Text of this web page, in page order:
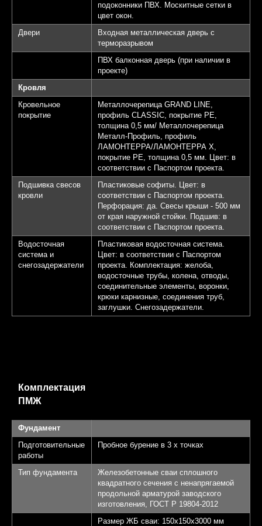
подоконники ПВХ. Москитные сетки в
цвет окон.
Двери
Входная металлическая дверь с
терморазрывом
ПВХ балконная дверь (при наличии в
проекте)
Кровля
Кровельное
покрытие
Металлочерепица GRAND LINE,
профиль CLASSIC, покрытие PE,
толщина 0,5 мм/ Металлочерепица
Металл-Профиль, профиль
ЛАМОНТЕРРА/ЛАМОНТЕРРА Х,
покрытие PE, толщина 0,5 мм. Цвет: в
соответствии с Паспортом проекта.
Подшивка свесов
кровли
Пластиковые софиты. Цвет: в
соответствии с Паспортом проекта.
Перфорация: да. Свесы крыши - 500 мм
от края наружной стойки. Подшив: в
соответствии с Паспортом проекта.
Водосточная
система и
снегозадержатели
Пластиковая водосточная система.
Цвет: в соответствии с Паспортом
проекта. Комплектация: желоба,
водосточные трубы, колена, отводы,
соединительные элементы, воронки,
крюки карнизные, соединения труб,
заглушки. Снегозадержатели.
Комплектация
ПМЖ
Фундамент
Подготовительные
работы
Пробное бурение в 3 х точках
Тип фундамента
Железобетонные сваи сплошного
квадратного сечения с ненапрягаемой
продольной арматурой заводского
изготовления, ГОСТ Р 19804-2012
Размер ЖБ сваи: 150х150х3000 мм